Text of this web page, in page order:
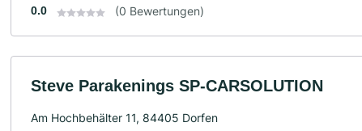
0.0 (0 Bewertungen)
Steve Parakenings SP-CARSOLUTION
Am Hochbehälter 11, 84405 Dorfen